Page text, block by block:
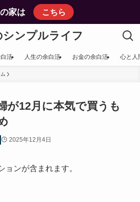
家は こちら
シンプルライフ
活 人生の余白活 お金の余白活 心と人
が12月に本気で買うも
2025年12月4日
ョンが含まれます。